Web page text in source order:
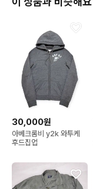
30,000원
아베크롬비 y2k 와투케
후드집업